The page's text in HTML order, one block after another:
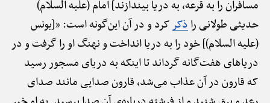
مسافران را به قرعه، به دریا بیندازند] امام (علیه السلام)
حدیثی طولانی راذکرکرد و در آن این‌گونه است: «[یونس
(علیه السلام)] خود را به دریا انداخت و نهنگ او را گرفت و در
دریاهای هفت‌گانه گرداند تا اینکه به دریای مسجور رسید
که قارون در آن عذاب می‌شد، قارون صدایی مانند صدای